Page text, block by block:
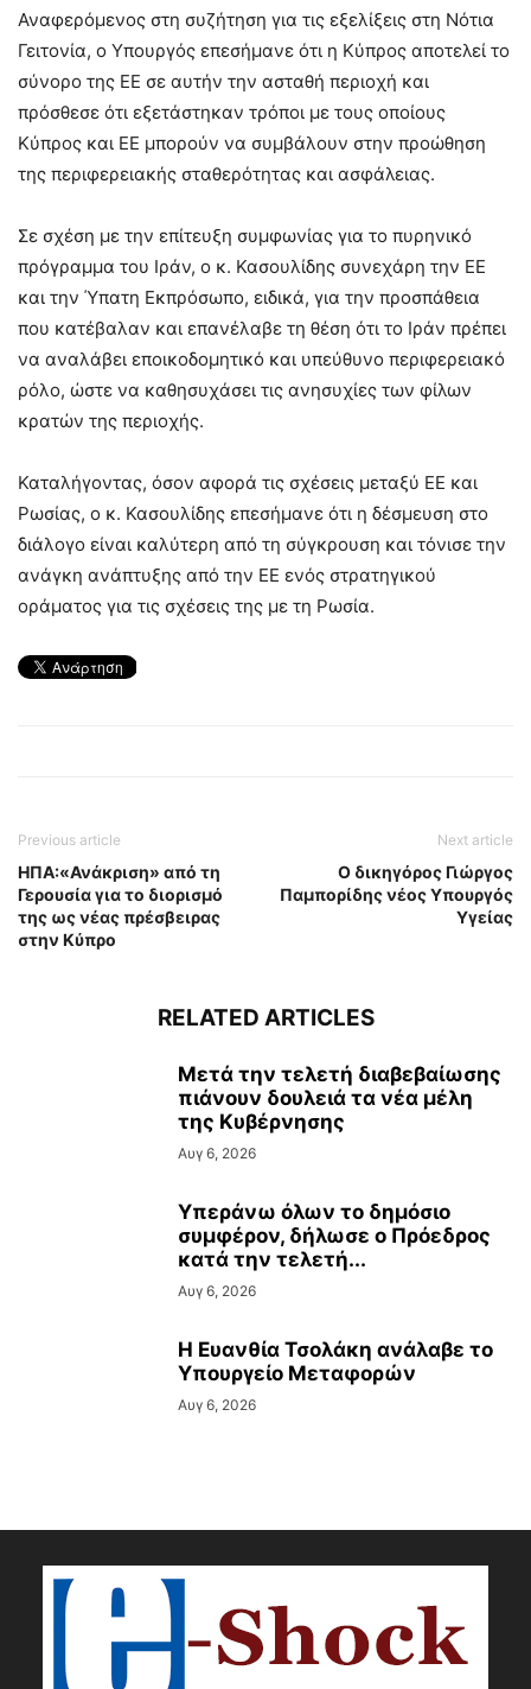
Αναφερόμενος στη συζήτηση για τις εξελίξεις στη Νότια
Γειτονία, ο Υπουργός επεσήμανε ότι η Κύπρος αποτελεί το
σύνορο της ΕΕ σε αυτήν την ασταθή περιοχή και
πρόσθεσε ότι εξετάστηκαν τρόποι με τους οποίους
Κύπρος και ΕΕ μπορούν να συμβάλουν στην προώθηση
της περιφερειακής σταθερότητας και ασφάλειας.
Σε σχέση με την επίτευξη συμφωνίας για το πυρηνικό
πρόγραμμα του Ιράν, ο κ. Κασουλίδης συνεχάρη την ΕΕ
και την Ύπατη Εκπρόσωπο, ειδικά, για την προσπάθεια
που κατέβαλαν και επανέλαβε τη θέση ότι το Ιράν πρέπει
να αναλάβει εποικοδομητικό και υπεύθυνο περιφερειακό
ρόλο, ώστε να καθησυχάσει τις ανησυχίες των φίλων
κρατών της περιοχής.
Καταλήγοντας, όσον αφορά τις σχέσεις μεταξύ ΕΕ και
Ρωσίας, ο κ. Κασουλίδης επεσήμανε ότι η δέσμευση στο
διάλογο είναι καλύτερη από τη σύγκρουση και τόνισε την
ανάγκη ανάπτυξης από την ΕΕ ενός στρατηγικού
οράματος για τις σχέσεις της με τη Ρωσία.
Previous article
ΗΠΑ:«Ανάκριση» από τη
Γερουσία για το διορισμό
της ως νέας πρέσβειρας
στην Κύπρο
Next article
Ο δικηγόρος Γιώργος
Παμπορίδης νέος Υπουργός
Υγείας
RELATED ARTICLES
Μετά την τελετή διαβεβαίωσης
πιάνουν δουλειά τα νέα μέλη
της Κυβέρνησης
Αυγ 6, 2026
Υπεράνω όλων το δημόσιο
συμφέρον, δήλωσε ο Πρόεδρος
κατά την τελετή...
Αυγ 6, 2026
Η Ευανθία Τσολάκη ανάλαβε το
Υπουργείο Μεταφορών
Αυγ 6, 2026